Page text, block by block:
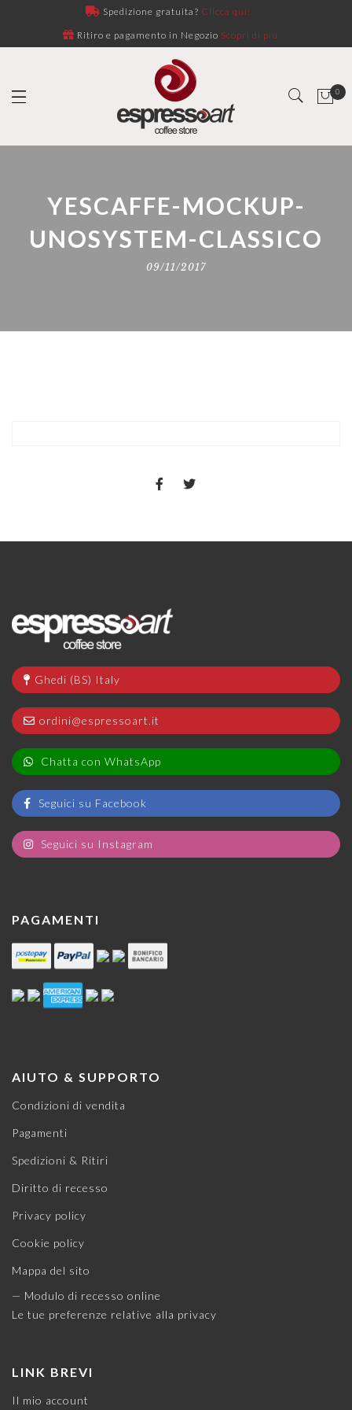
Spedizione gratuita? Clicca qui!
Ritiro e pagamento in Negozio Scopri di più
0
YESCAFFE-MOCKUP-
UNOSYSTEM-CLASSICO
09/11/2017
Ghedi (BS) Italy
ordini@espressoart.it
Chatta con WhatsApp
Seguici su Facebook
Seguici su Instagram
PAGAMENTI
AIUTO & SUPPORTO
Condizioni di vendita
Pagamenti
Spedizioni & Ritiri
Diritto di recesso
Privacy policy
Cookie policy
Mappa del sito
— Modulo di recesso online
Le tue preferenze relative alla privacy
LINK BREVI
Il mio account